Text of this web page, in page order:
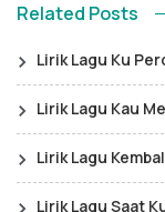
Related Posts
Lirik Lagu Ku
Lirik Lagu Kau
Lirik Lagu
Lirik Lagu Saat